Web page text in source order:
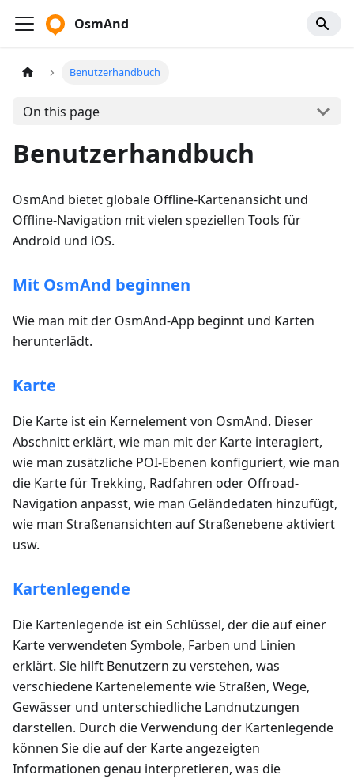
OsmAnd
Benutzerhandbuch
On this page
Benutzerhandbuch
OsmAnd bietet globale Offline-Kartenansicht und
Offline-Navigation mit vielen speziellen Tools für
Android und iOS.
Mit OsmAnd beginnen
Wie man mit der OsmAnd-App beginnt und Karten
herunterlädt.
Karte
Die Karte ist ein Kernelement von OsmAnd. Dieser
Abschnitt erklärt, wie man mit der Karte interagiert,
wie man zusätzliche POI-Ebenen konfiguriert, wie man
die Karte für Trekking, Radfahren oder Offroad-
Navigation anpasst, wie man Geländedaten hinzufügt,
wie man Straßenansichten auf Straßenebene aktiviert
usw.
Kartenlegende
Die Kartenlegende ist ein Schlüssel, der die auf einer
Karte verwendeten Symbole, Farben und Linien
erklärt. Sie hilft Benutzern zu verstehen, was
verschiedene Kartenelemente wie Straßen, Wege,
Gewässer und unterschiedliche Landnutzungen
darstellen. Durch die Verwendung der Kartenlegende
können Sie die auf der Karte angezeigten
Informationen genau interpretieren, was die